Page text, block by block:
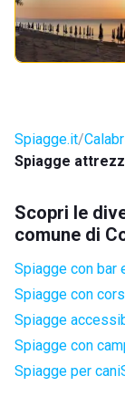
Spiagge.it
Spiagge
Scopri le
comune di
Spiagge con bar
Spiagge con
Spiagge
Spiagge con
Spiagge per cani